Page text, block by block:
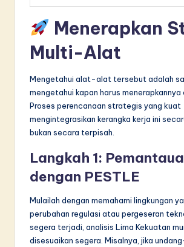
Menerapkan
Multi-Alat
Mengetahui alat-alat tersebut adalah
mengetahui kapan harus menerapkannya
Proses perencanaan strategis yang kuat
mengintegrasikan kerangka kerja ini
bukan secara terpisah.
Langkah 1:
dengan PESTLE
Mulailah dengan memahami lingkungan
perubahan regulasi atau pergeseran
segera terjadi, analisis Lima Kekuatan
disesuaikan segera. Misalnya, jika